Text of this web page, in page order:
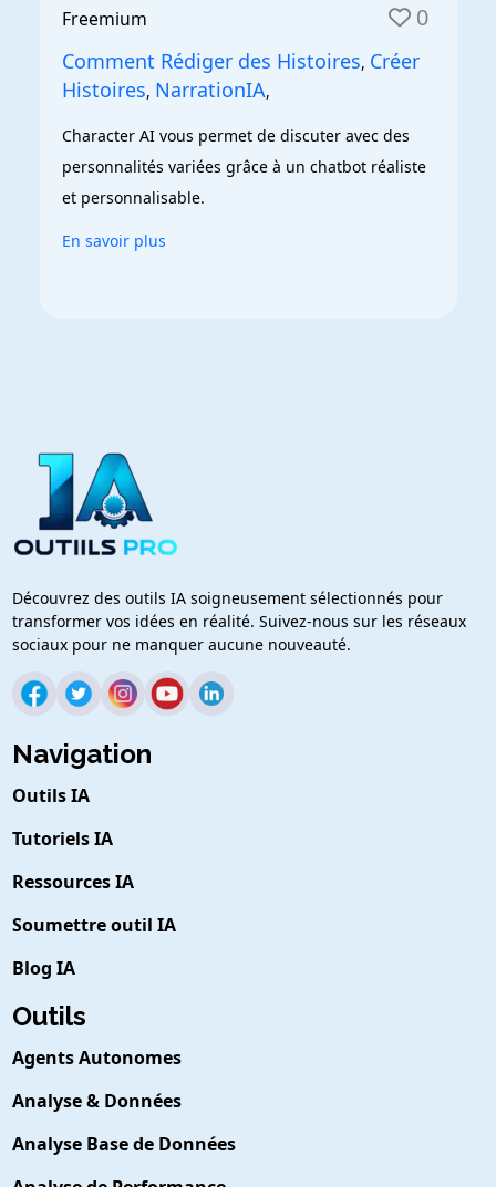
Freemium 0
Comment Rédiger des Histoires, Créer
Histoires, NarrationIA,
Character AI vous permet de discuter avec des
personnalités variées grâce à un chatbot réaliste
et personnalisable.
En savoir plus
Découvrez des outils IA soigneusement sélectionnés pour
transformer vos idées en réalité. Suivez-nous sur les réseaux
sociaux pour ne manquer aucune nouveauté.
Navigation
Outils IA
Tutoriels IA
Ressources IA
Soumettre outil IA
Blog IA
Outils
Agents Autonomes
Analyse & Données
Analyse Base de Données